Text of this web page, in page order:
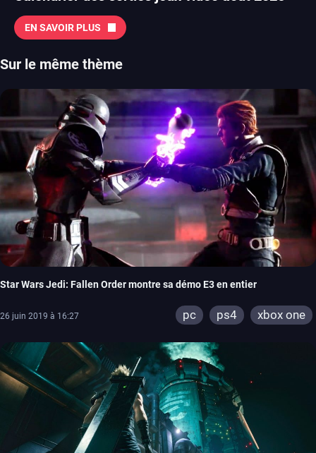
EN SAVOIR PLUS
Sur le même thème
Star Wars Jedi: Fallen Order montre sa démo E3 en entier
26 juin 2019 à 16:27 pc ps4 xbox one